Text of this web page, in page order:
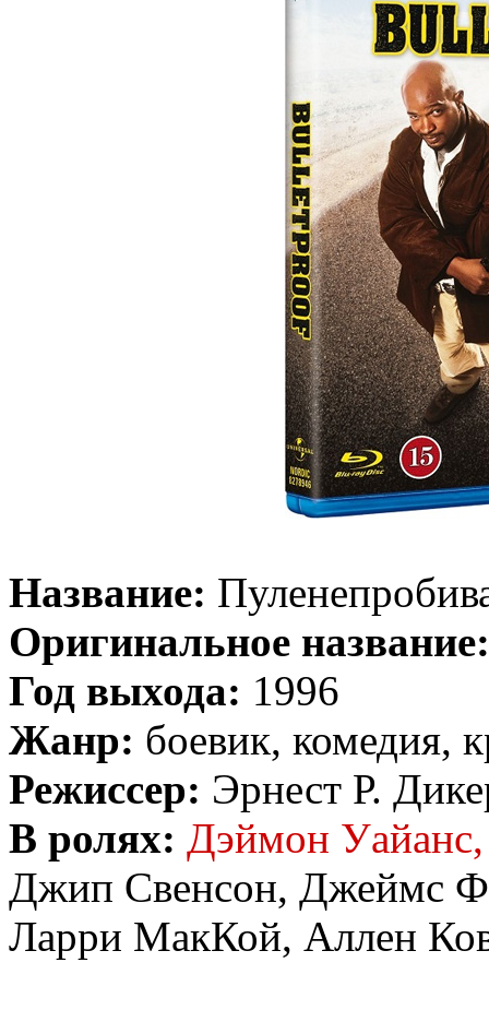
Название:
Оригинальное
Год выхода: 1996
Жанр: боевик, комедия,
Режиссер: Эрнест Р.
В ролях: Дэймон
Джип Свенсон, Джеймс
Ларри МакКой, Аллен